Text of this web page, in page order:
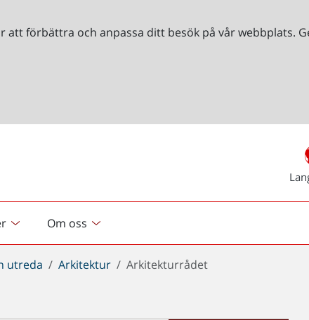
förbättra och anpassa ditt besök på vår webbplats.
Om oss
utreda Arkitektur Arkitekturrådet